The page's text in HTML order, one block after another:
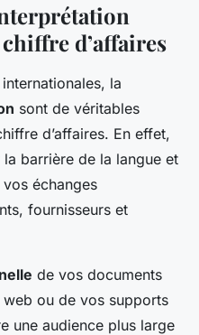
d’affaires
la
sont de véritables
d’affaires. En effet,
barrière de la langue et
échanges
fournisseurs et
de vos documents
ou de vos supports
une audience plus large